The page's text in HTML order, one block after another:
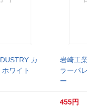
カ
ワイト
岩崎工
ラーパ
ー
455円